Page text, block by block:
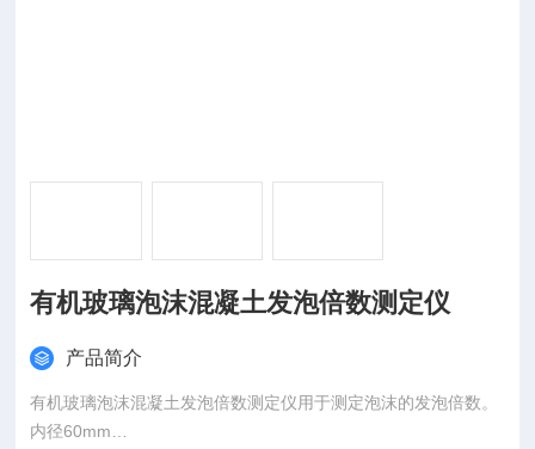
有机玻璃泡沫混凝土发泡倍数测定仪
产品简介
有机玻璃泡沫混凝土发泡倍数测定仪用于测定泡沫的发泡倍数。
内径60mm